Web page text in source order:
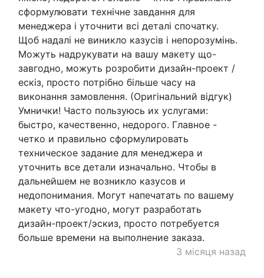
сформулювати технічне завдання для
менеджера і уточнити всі деталі спочатку.
Щоб надалі не виникло казусів і непорозумінь.
Можуть надрукувати на вашу макету що-
завгодно, можуть розробити дизайн-проект /
ескіз, просто потрібно більше часу на
виконання замовлення. (Оригінальний відгук)
Умнички! Часто пользуюсь их услугами:
быстро, качественно, недорого. Главное -
четко и правильно сформулировать
техническое задание для менеджера и
уточнить все детали изначально. Чтобы в
дальнейшем не возникло казусов и
недопонимания. Могут напечатать по вашему
макету что-угодно, могут разработать
дизайн-проект/эскиз, просто потребуется
больше времени на выполнение заказа.
3 місяця назад